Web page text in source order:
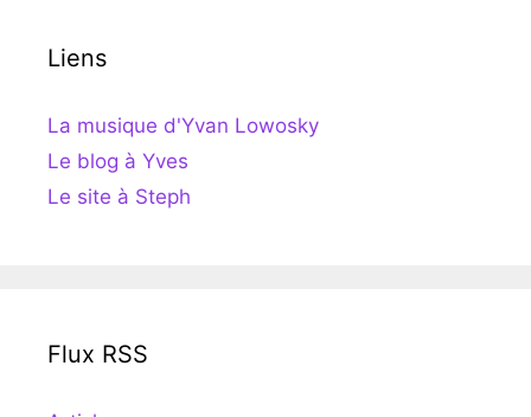
Liens
La musique d'Yvan Lowosky
Le blog à Yves
Le site à Steph
Flux RSS